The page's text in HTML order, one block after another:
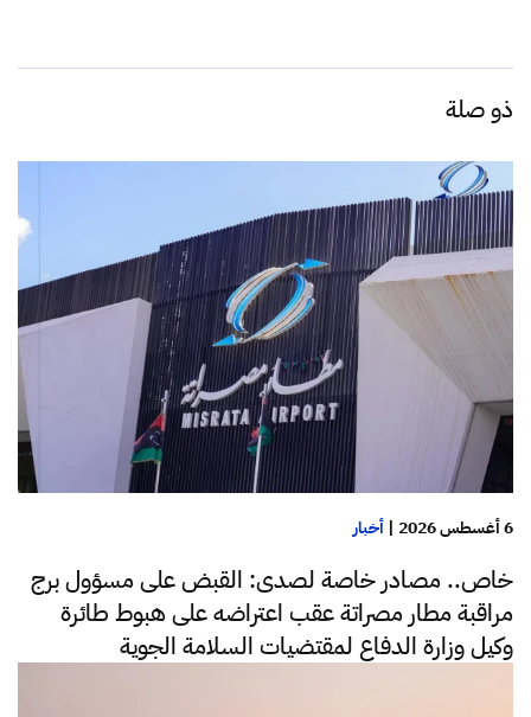
ذو صلة
6 أغسطس 2026 | أخبار
خاص.. مصادر خاصة لصدى: القبض على مسؤول برج
مراقبة مطار مصراتة عقب اعتراضه على هبوط طائرة
وكيل وزارة الدفاع لمقتضيات السلامة الجوية